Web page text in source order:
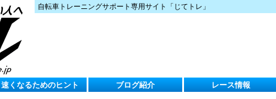
自転車トレーニングサポート専用サイト「じてトレ」
速くなるためのヒント ブログ紹介 レース情報